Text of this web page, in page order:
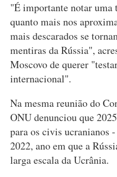
"É importante notar uma
quanto mais nos
mais descarados se
mentiras da Rússia",
Moscovo de querer
internacional".
Na mesma reunião do
ONU denunciou que
para os civis ucranianos
2022, ano em que a
larga escala da Ucrânia.